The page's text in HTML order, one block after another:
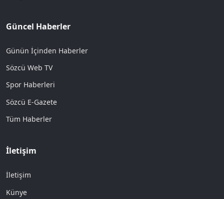
Güncel Haberler
Günün İçinden Haberler
Sözcü Web TV
Spor Haberleri
Sözcü E-Gazete
Tüm Haberler
İletişim
İletişim
Künye